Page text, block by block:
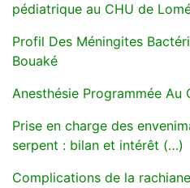
pédiatrique au CHU de
Profil Des Méningites
Bouaké
Anesthésie Programmée Au
Prise en charge des
serpent : bilan et intérêt (…)
Complications de la